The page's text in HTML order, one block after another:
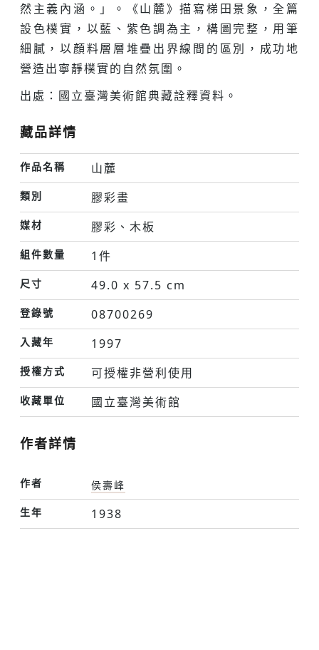
然主義內涵。」。《山麓》描寫梯田景象，全篇
設色樸實，以藍、紫色調為主，構圖完整，用筆
細膩，以顏料層層堆疊出界線間的區別，成功地
營造出寧靜樸實的自然氛圍。
出處：國立臺灣美術館典藏詮釋資料。
藏品詳情
作品名稱 山麓
類別 膠彩畫
媒材 膠彩、木板
組件數量 1件
尺寸 49.0 x 57.5 cm
登錄號 08700269
入藏年 1997
授權方式 可授權非營利使用
收藏單位 國立臺灣美術館
作者詳情
作者
侯壽峰
生年
1938